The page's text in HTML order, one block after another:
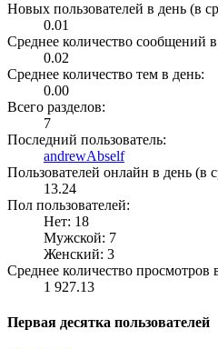
Новых пользователей в день (в
0.01
Среднее количество сообщений
0.02
Среднее количество тем в день:
0.00
Всего разделов:
7
Последний пользователь:
andrewAbself
Пользователей онлайн в день (в
13.24
Пол пользователей:
Нет: 18
Мужской: 7
Женский: 3
Среднее количество просмотров
1 927.13
Первая десятка пользователей